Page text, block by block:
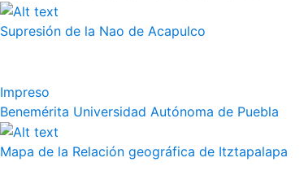
Supresión de la Nao de Acapulco
Impreso
Benemérita Universidad Autónoma de Puebla
Mapa de la Relación geográfica de Itztapalapa